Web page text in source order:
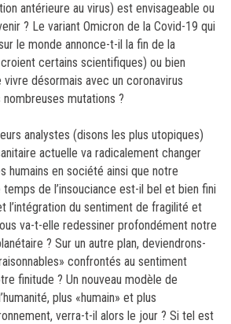
antérieure au virus) est envisageable ou
? Le variant Omicron de la Covid-19 qui
le monde annonce-t-il la fin de la
certains scientifiques) ou bien
vivre désormais avec un coronavirus
mutations ?
analystes (disons les plus utopiques)
actuelle va radicalement changer
humains en société ainsi que notre
de l’insouciance est-il bel et bien fini
l’intégration du sentiment de fragilité et
va-t-elle redessiner profondément notre
? Sur un autre plan, deviendrons-
confrontés au sentiment
finitude ? Un nouveau modèle de
plus «humain» et plus
verra-t-il alors le jour ? Si tel est